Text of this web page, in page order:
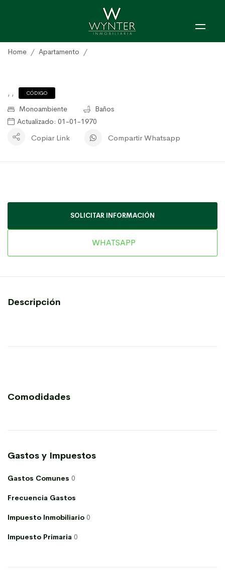
Home Apartamento
, , CÓDIGO
Monoambiente
Baños
Actualizado: 01-01-1970
Copiar Link Compartir Whatsapp
SOLICITAR INFORMACIÓN
WHATSAPP
Descripción
Comodidades
Gastos y Impuestos
Gastos Comunes 0
Frecuencia Gastos
Impuesto Inmobiliario 0
Impuesto Primaria 0